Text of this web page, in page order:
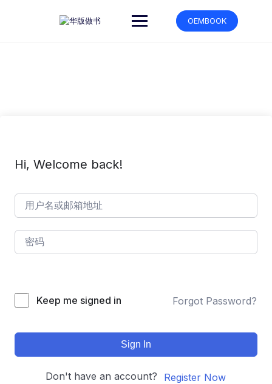
OEMBOOK
Hi, Welcome back!
Keep me signed in Forgot Password?
Sign In
Don't have an account? Register Now